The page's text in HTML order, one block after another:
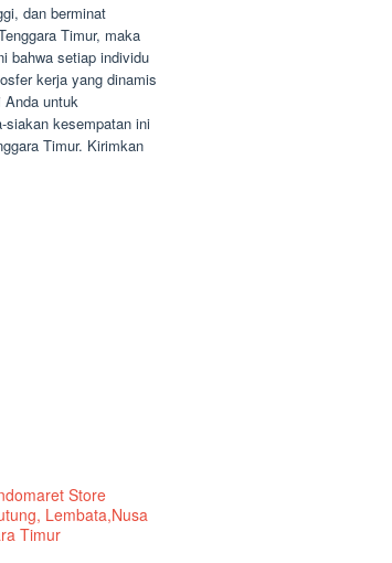
dan berminat
Timur, maka
bahwa setiap individu
kerja yang dinamis
untuk
siakan kesempatan ini
Timur. Kirimkan
Store
Lembata,Nusa
Timur